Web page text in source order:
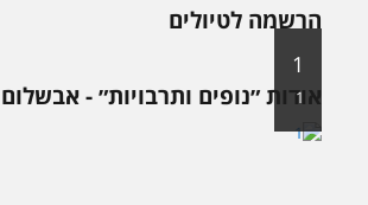
הרשמה לטיולים
אודות ״נופים ותרבויות״ -
1
1